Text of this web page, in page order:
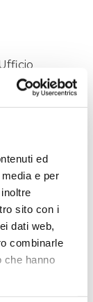
ed
e per
sito con i
dati web,
combinarle
che hanno
Generale